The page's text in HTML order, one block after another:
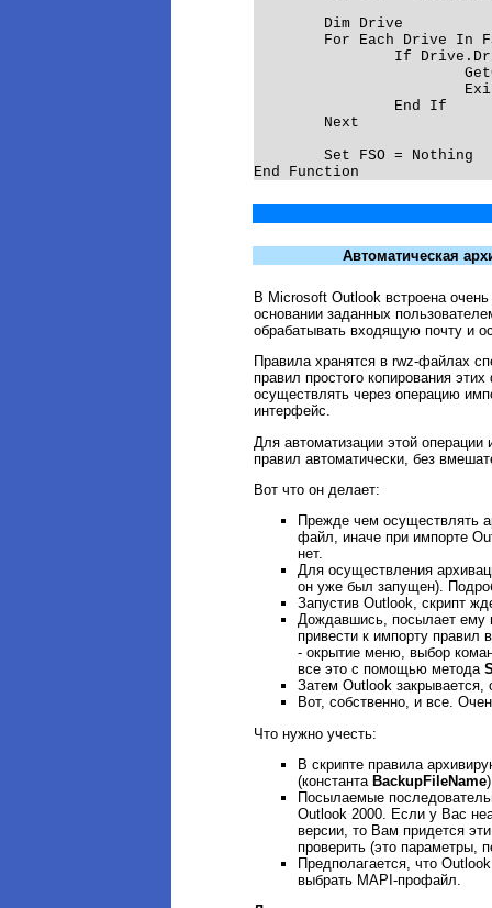
End Function
Автоматическая
В Microsoft Outlook встроена
основании заданных
обрабатывать входящую почту и
Правила хранятся в rwz-файлах
правил простого копирования
осуществлять через операцию
интерфейс.
Для автоматизации этой
правил автоматически, без
Вот что он делает:
Прежде чем осуществлять
файл, иначе при импорте
нет.
Для осуществления
он уже был запущен).
Запустив Outlook, скрипт
Дождавшись, посылает ему
привести к импорту
- окрытие меню, выбор
все это с помощью метода
Затем Outlook
Вот, собственно, и все.
Что нужно учесть:
В скрипте правила
(константа BackupFileName
Посылаемые
Outlook 2000. Если у Вас
версии, то Вам придется
проверить (это параметры,
Предполагается, что
выбрать MAPI-профайл.